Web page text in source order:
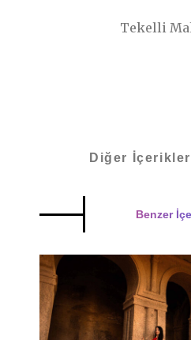
Tekelli
Diğer
Benzer